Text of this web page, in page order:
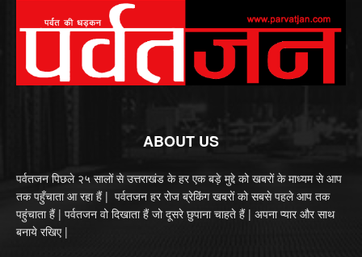
ABOUT US
पर्वतजन पिछले २५ सालों से उत्तराखंड के हर एक बड़े मुद्दे को खबरों के माध्यम से आप
तक पहुँचाता आ रहा हैं | पर्वतजन हर रोज ब्रेकिंग खबरों को सबसे पहले आप तक
पहुंचाता हैं | पर्वतजन वो दिखाता हैं जो दूसरे छुपाना चाहते हैं | अपना प्यार और साथ
बनाये रखिए |